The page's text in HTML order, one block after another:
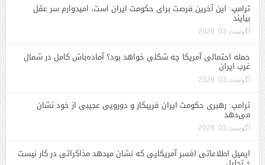
ترامپ: این آخرین فرصت برای حکومت ایران است، امیدوارم سر عقل
بیایند
آگوست 03, 2026
حمله احتمالی آمریکا چه شکلی خواهد بود؟ آماده‌باش کامل در شمال
غرب ایران
آگوست 03, 2026
ترامپ: رهبری حکومت ایران فریبکار و دورویی عجیبی از خود نشان
می‌دهد
آگوست 03, 2026
ایمیل اطلاعاتی افسر آمریکایی که نشان میدهد مذاکراتی در کار نیست